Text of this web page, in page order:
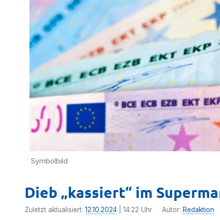
Symbolbild
Dieb „kassiert“ im
Zuletzt aktualisiert: 12.10.2024 | 14:22 Uhr Autor: Redaktion